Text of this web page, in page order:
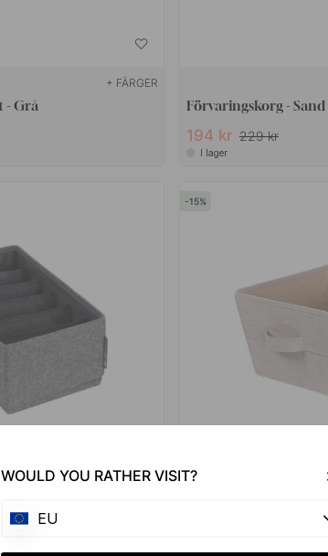
+ FÄRGER
- Grå Förvaringskorg - Sand
194 kr 229 kr
I lager
fack - Grå
15
Förvaringskorg - Beige
WOULD YOU RATHER VISIT?
EU